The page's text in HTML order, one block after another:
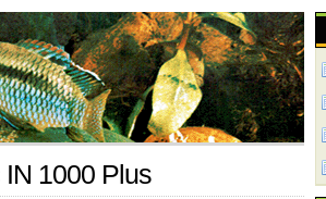
IN 1000 Plus